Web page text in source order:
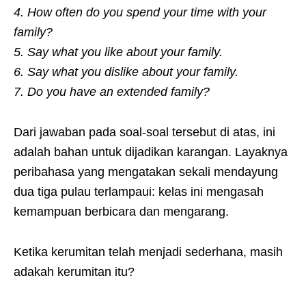
4. How often do you spend your time with your
family?
5. Say what you like about your family.
6. Say what you dislike about your family.
7. Do you have an extended family?
Dari jawaban pada soal-soal tersebut di atas, ini
adalah bahan untuk dijadikan karangan. Layaknya
peribahasa yang mengatakan sekali mendayung
dua tiga pulau terlampaui: kelas ini mengasah
kemampuan berbicara dan mengarang.
Ketika kerumitan telah menjadi sederhana, masih
adakah kerumitan itu?